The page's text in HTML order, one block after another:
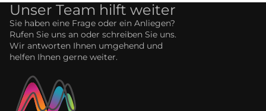
Unser Team hilft weiter
Sie haben eine Frage oder ein Anliegen?
Rufen Sie uns an oder schreiben Sie uns.
Wir antworten Ihnen umgehend und
helfen Ihnen gerne weiter.